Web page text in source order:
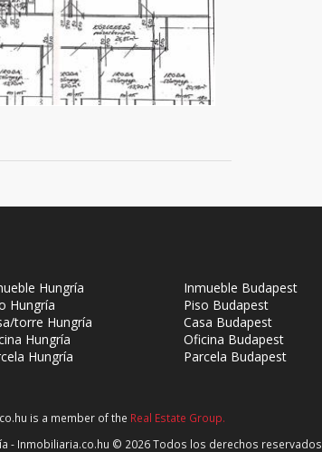
Hungría
Hungría
torre Hungría
Hungría
Hungría
Inmueble Budapest
Piso Budapest
Casa Budapest
Oficina Budapest
Parcela Budapest
is a member of the Real Estate Group.
- Inmobiliaria.co.hu © 2026 Todos los derechos reservados